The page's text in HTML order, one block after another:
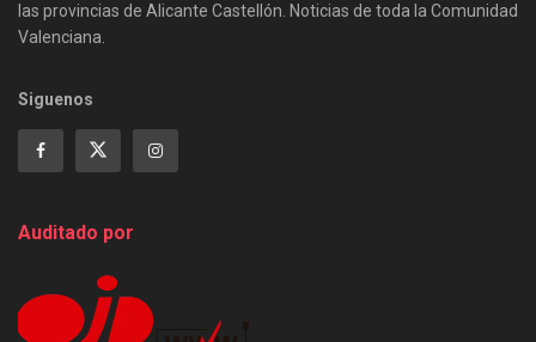
las provincias de Alicante Castellón. Noticias de toda la Comunidad
Valenciana.
Siguenos
Auditado por